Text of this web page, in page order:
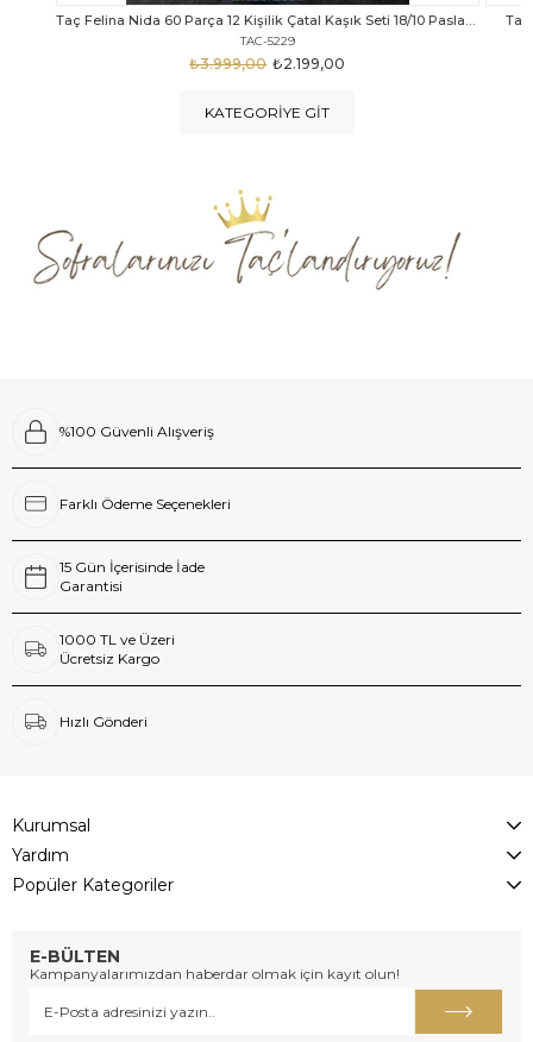
Taç Calista Tivoli 72 Parça 12 Kişilik Çatal Kaşık Bıçak Seti
TAC-5040
₺2.999,00
₺4.289,00
Taç
KATEGORIYE GIT
%100 Güvenli Alışveriş
Farklı Ödeme Seçenekleri
15 Gün İçerisinde İade
Garantisi
1000 TL ve Üzeri
Ücretsiz Kargo
Hızlı Gönderi
Kurumsal
Yardım
Popüler Kategoriler
E-BÜLTEN
Kampanyalarımızdan haberdar olmak için kayıt olun!